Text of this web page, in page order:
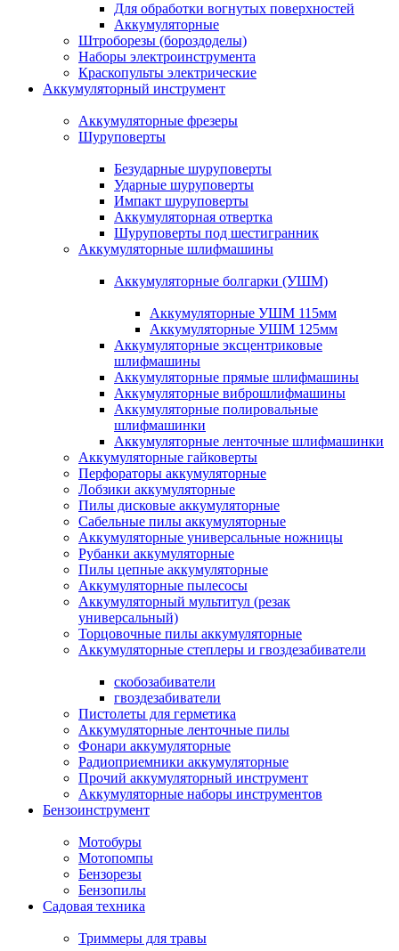
Для обработки вогнутых поверхностей
Аккумуляторные
Штроборезы (бороздоделы)
Наборы электроинструмента
Краскопульты электрические
Аккумуляторный инструмент
Аккумуляторные фрезеры
Шуруповерты
Безударные шуруповерты
Ударные шуруповерты
Импакт шуруповерты
Аккумуляторная отвертка
Шуруповерты под шестигранник
Аккумуляторные шлифмашины
Аккумуляторные болгарки (УШМ)
Аккумуляторные УШМ 115мм
Аккумуляторные УШМ 125мм
Аккумуляторные эксцентриковые
шлифмашины
Аккумуляторные прямые шлифмашины
Аккумуляторные виброшлифмашины
Аккумуляторные полировальные
шлифмашинки
Аккумуляторные ленточные шлифмашинки
Аккумуляторные гайковерты
Перфораторы аккумуляторные
Лобзики аккумуляторные
Пилы дисковые аккумуляторные
Сабельные пилы аккумуляторные
Аккумуляторные универсальные ножницы
Рубанки аккумуляторные
Пилы цепные аккумуляторные
Аккумуляторные пылесосы
Аккумуляторный мультитул (резак
универсальный)
Торцовочные пилы аккумуляторные
Аккумуляторные степлеры и гвоздезабиватели
скобозабиватели
гвоздезабиватели
Пистолеты для герметика
Аккумуляторные ленточные пилы
Фонари аккумуляторные
Радиоприемники аккумуляторные
Прочий аккумуляторный инструмент
Аккумуляторные наборы инструментов
Бензоинструмент
Мотобуры
Мотопомпы
Бензорезы
Бензопилы
Садовая техника
Триммеры для травы